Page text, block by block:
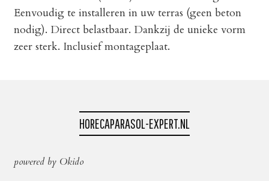
Eenvoudig te installeren in uw terras (geen beton
nodig). Direct belastbaar. Dankzij de unieke vorm
zeer sterk. Inclusief montageplaat.
HORECAPARASOL-EXPERT.NL
powered by Okido